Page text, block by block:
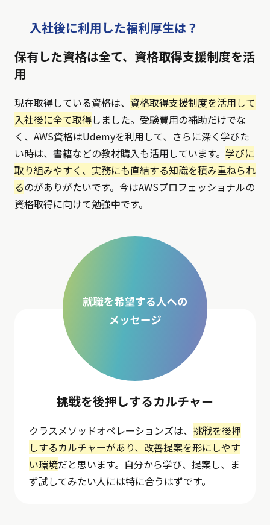
─ 入社後に利用した福利厚生は？
保有した資格は全て、資格取得支援制度を活
用
現在取得している資格は、 資格取得支援制度を活用して
入社後に全て取得しました。受験費用の補助だけでな
く、AWS資格はUdemyを利用して、さらに深く学びた
い時は、書籍などの教材購入も活用しています。 学びに
取り組みやすく、実務にも直結する知識を積み重ねられ
るのがありがたいです。今はAWSプロフェッショナルの
資格取得に向けて勉強中です。
挑戦を後押しするカルチャー
クラスメソッドオペレーションズは、 挑戦を後押
しするカルチャーがあり、改善提案を形にしやす
い環境だと思います。自分から学び、提案し、ま
ず試してみたい人には特に合うはずです。